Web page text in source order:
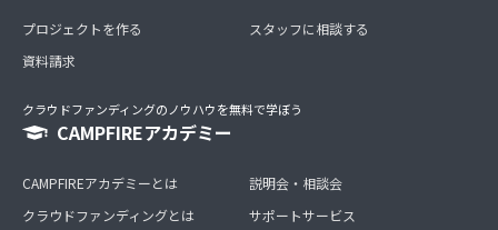
プロジェクトを作る
資料請求
スタッフに相談する
クラウドファンディングのノウハウを無料で学ぼう
CAMPFIREアカデミー
CAMPFIREアカデミーとは
クラウドファンディングとは
説明会・相談会
サポートサービス